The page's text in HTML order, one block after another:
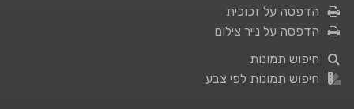
הדפסה על זכוכית
הדפסה על נייר צילום
חיפוש תמונות
חיפוש תמונות לפי צבע